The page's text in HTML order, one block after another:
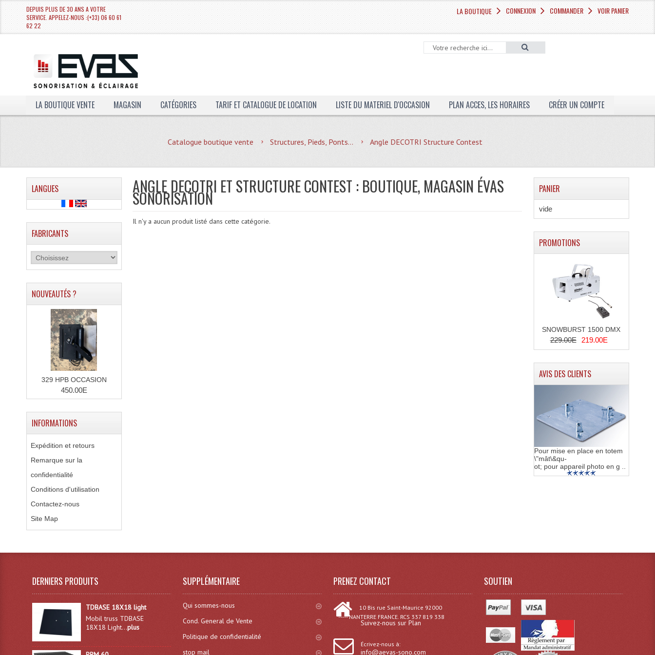
DEPUIS PLUS DE 30 ANS A VOTRE
SERVICE. APPELEZ-NOUS :(+33) 06 60 61
62 22
LA BOUTIQUE CONNEXION COMMANDER VOIR PANIER
LA BOUTIQUE VENTE MAGASIN CATÉGORIES TARIF ET CATALOGUE DE LOCATION LISTE DU MATERIEL D'OCCASION PLAN ACCES, LES HORAIRES CRÉER UN COMPTE
Catalogue boutique vente Structures, Pieds, Ponts... Angle DECOTRI Structure Contest
ANGLE DECOTRI ET STRUCTURE CONTEST : BOUTIQUE, MAGASIN ÉVAS
SONORISATION
Il n'y a aucun produit listé dans cette catégorie.
LANGUES
FABRICANTS
NOUVEAUTÉS ?
329 HPB OCCASION
450.00E
INFORMATIONS
Expédition et retours
Remarque sur la
confidentialité
Conditions d'utilisation
Contactez-nous
Site Map
PANIER
vide
PROMOTIONS
SNOWBURST 1500 DMX
229.00E 219.00E
AVIS DES CLIENTS
Pour mise en place en totem
\"mât\&qu-
ot; pour appareil photo en g ..
DERNIERS PRODUITS
TDBASE 18X18 light
Mobil truss TDBASE
18X18 Light...plus
SUPPLÉMENTAIRE
Qui sommes-nous
Cond. General de Vente
Politique de confidentialité
stop mail
PRENEZ CONTACT
10 Bis rue Saint-Maurice 92000
----- NANTERRE FRANCE. RCS 337 819 338
Suivez-nous sur Plan
Écrivez-nous à:
info@aevas-sono.com
SOUTIEN